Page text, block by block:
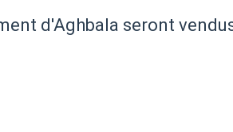
d'Aghbala seront